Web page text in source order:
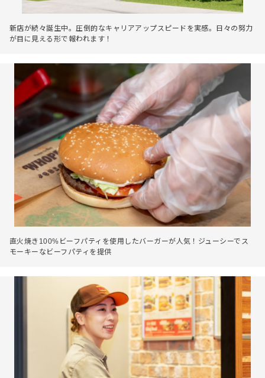
新店が続々誕生中。圧倒的なキャリアアップスピードを実感。日々の努力
が目に見える形で報われます！
直火焼き100%ビーフパティを使用したバーガーが人気！ジューシーでス
モーキーなビーフパティを提供